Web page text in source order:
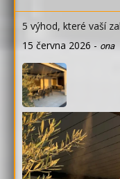
5 výhod, které vaší
15 června 2026 - ona